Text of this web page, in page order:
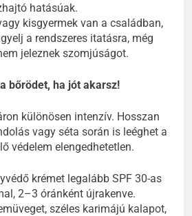
hatásúak.
kisgyermek van a családban,
a rendszeres itatásra, még
jeleznek szomjúságot.
bőrödet, ha jót akarsz!
különösen intenzív. Hosszan
vagy séta során is leéghet a
védelem elengedhetetlen.
krémet legalább SPF 30-as
2–3 óránként újrakenve.
széles karimájú kalapot,